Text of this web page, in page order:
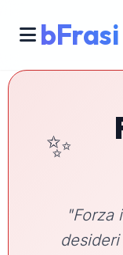
bFrasi
✨
"Forza